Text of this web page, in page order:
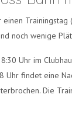
noch wenige
Uhr im
findet eine
Die